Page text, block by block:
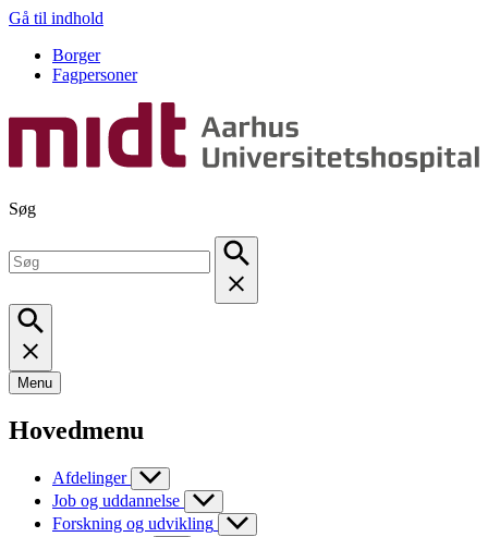
Gå til indhold
Borger
Fagpersoner
Søg
Menu
Hovedmenu
Afdelinger
Job og uddannelse
Forskning og udvikling